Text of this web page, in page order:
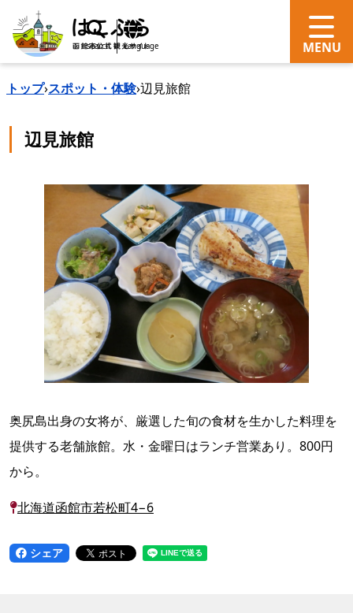
search Language
トップ›スポット・体験›辺見旅館
辺見旅館
奥尻島出身の女将が、厳選した旬の食材を生かした料理を
提供する老舗旅館。水・金曜日はランチ営業あり。800円
から。
北海道函館市若松町4−6
シェア